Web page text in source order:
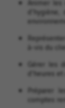
Animer
à-vis du
Gérer les
d'heures
Préparer
comptes